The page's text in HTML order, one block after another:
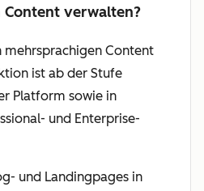
Content verwalten?
mehrsprachigen Content
ist ab der Stufe
Platform sowie in
und Enterprise-
und Landingpages in